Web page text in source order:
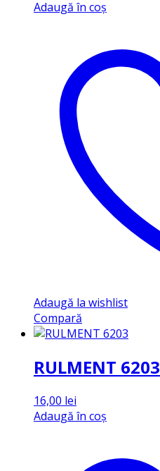
Adaugă în coș
Adaugă la wishlist
Compară
RULMENT 6203
16,00 lei
Adaugă în coș